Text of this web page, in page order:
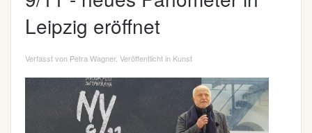
Leipzig eröffnet
Verfasst von Petra Wagner. Veröffentlicht in Kunst